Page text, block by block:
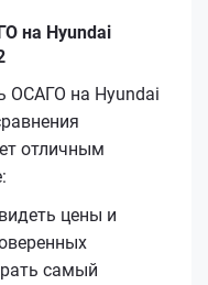
на Hyundai
ОСАГО на Hyundai
отличным
цены и
самый